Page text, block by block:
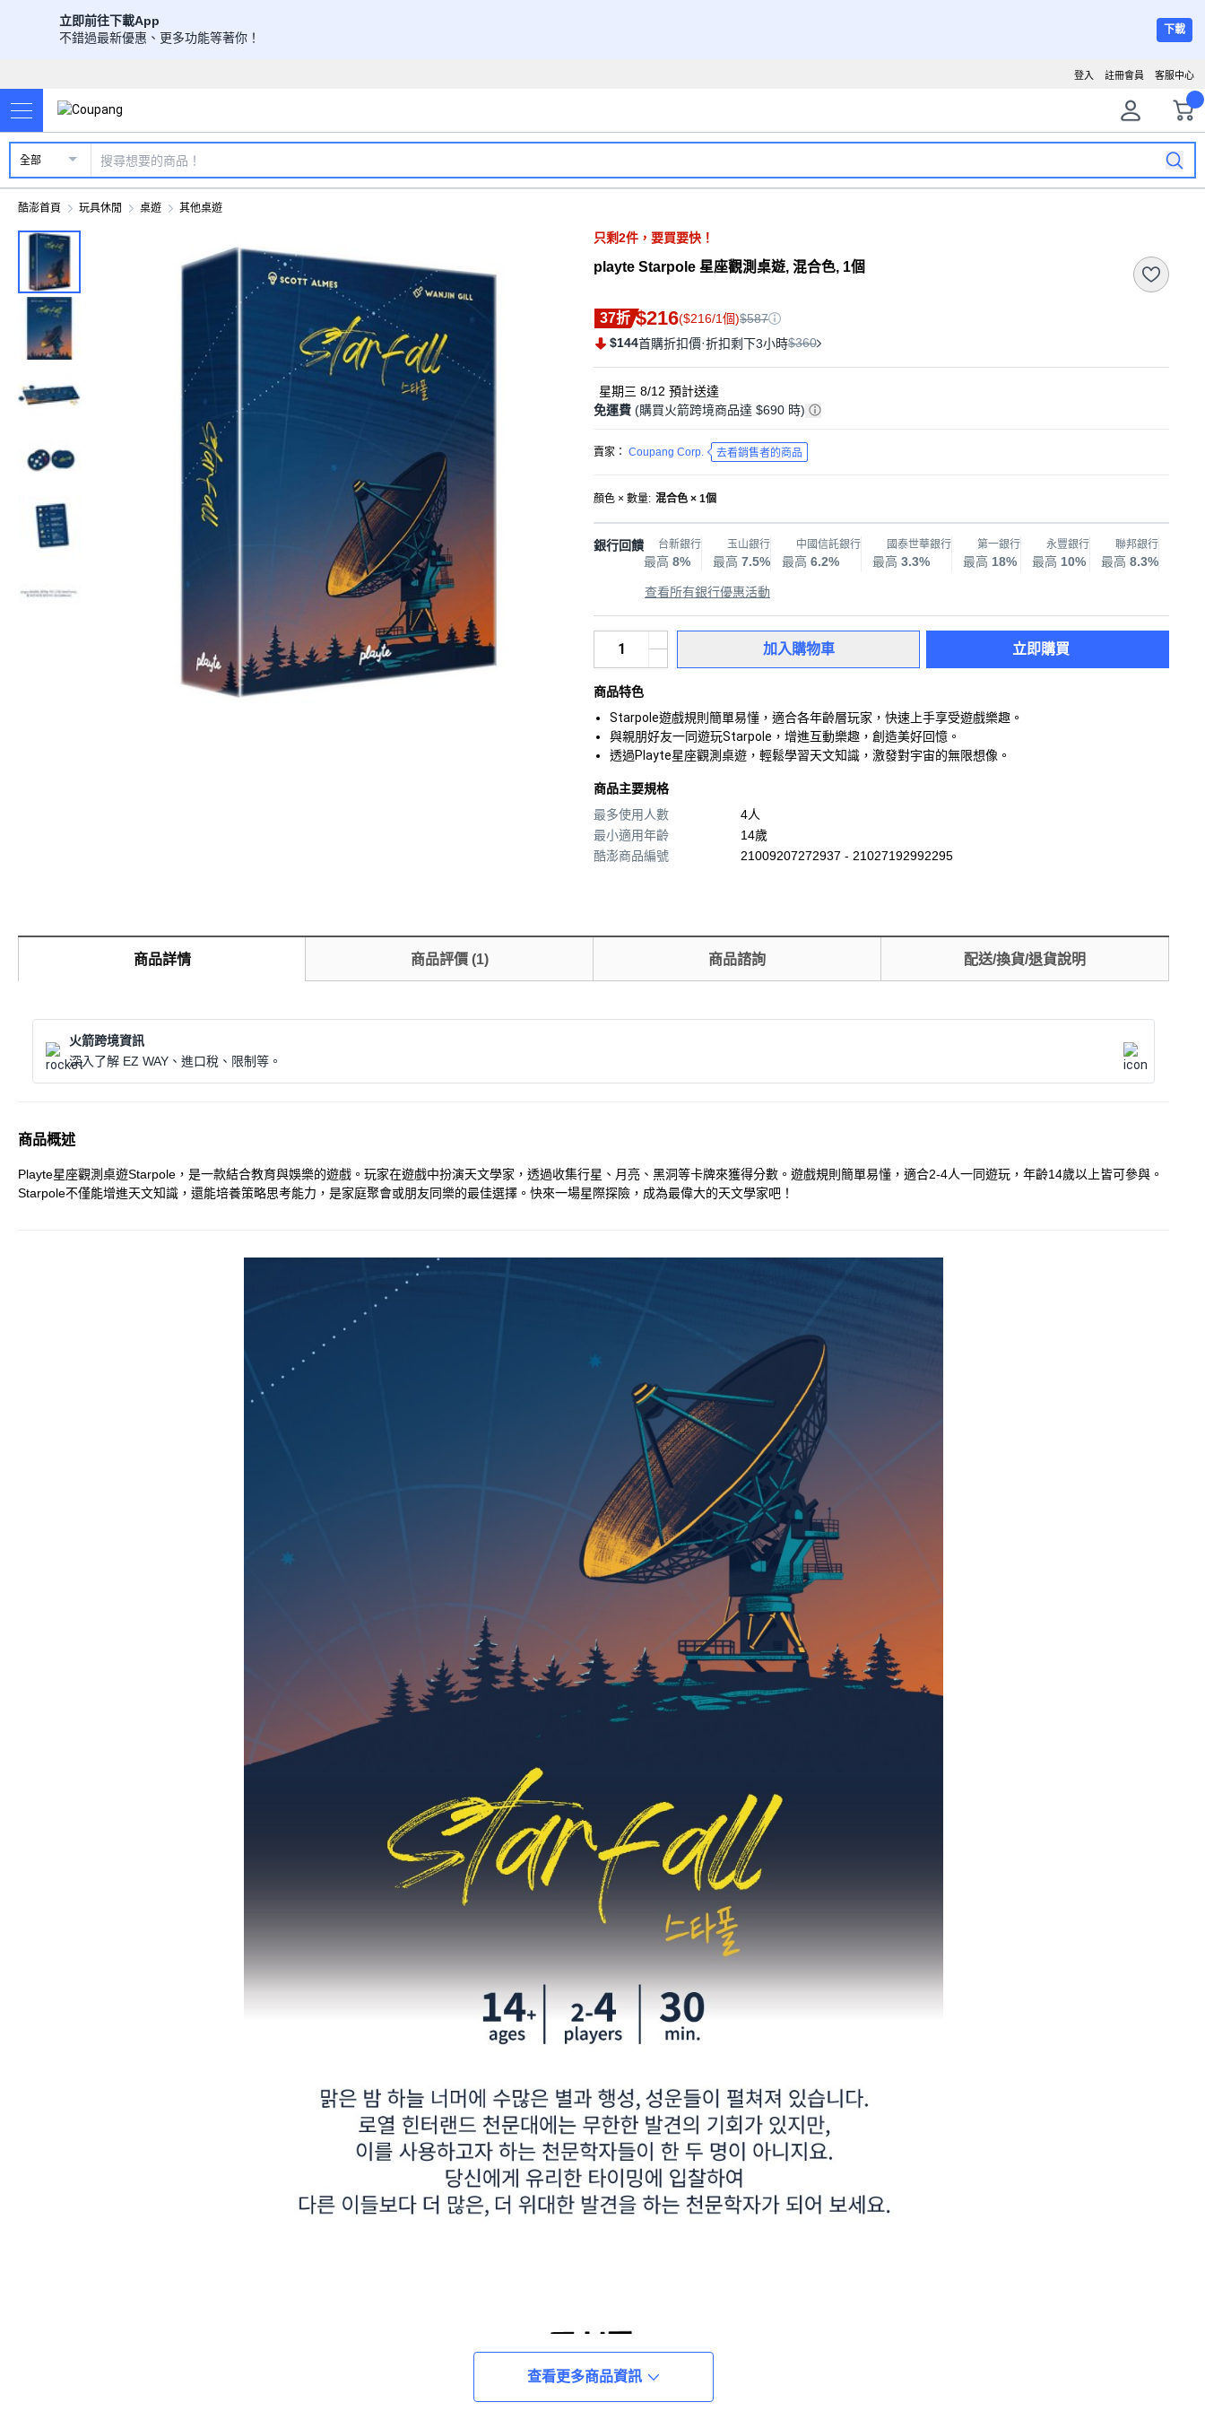
立即前往下載App
不錯過最新優惠、更多功能等著你！
下載
客服中心
註冊會員
登入
全部
酷澎首頁 玩具休閒 桌遊 其他桌遊
只剩2件， 要買要快！
playte Starpole 星座觀測桌遊, 混合色, 1個
37折 $216($216/1個)$587
$144首購折扣價·折扣剩下3小時$360
星期三 8/12 預計送達
免運費 (購買火箭跨境商品達 $690 時)
賣家： Coupang Corp. 去看銷售者的商品
顏色 × 數量: 混合色 × 1個
銀行回饋 台新銀行
最高 8%
玉山銀行
最高 7.5%
中國信託銀行
最高 6.2%
國泰世華銀行
最高 3.3%
第一銀行
最高 18%
永豐銀行
最高 10%
聯邦銀行
最高 8.3%
查看所有銀行優惠活動
加入購物車 立即購買
商品特色
Starpole遊戲規則簡單易懂，適合各年齡層玩家，快速上手享受遊戲樂趣。
與親朋好友一同遊玩Starpole，增進互動樂趣，創造美好回憶。
透過Playte星座觀測桌遊，輕鬆學習天文知識，激發對宇宙的無限想像。
商品主要規格
最多使用人數
4人
最小適用年齡
14歲
酷澎商品編號
21009207272937 - 21027192992295
商品詳情 商品評價(1) 商品諮詢 配送/換貨/退貨說明
火箭跨境資訊
深入了解 EZ WAY、進口稅、限制等。
商品概述
Playte星座觀測桌遊Starpole，是一款結合教育與娛樂的遊戲。玩家在遊戲中扮演天文學家，透過收集行星、月亮、黑洞等卡牌來獲得分數。遊戲規則簡單易懂，適合2-4人一同遊玩，年齡14歲以上皆可參與。
Starpole不僅能增進天文知識，還能培養策略思考能力，是家庭聚會或朋友同樂的最佳選擇。快來一場星際探險，成為最偉大的天文學家吧！
查看更多商品資訊